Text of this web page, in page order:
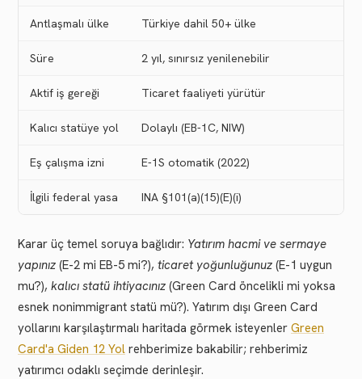
Antlaşmalı ülke Türkiye dahil 50+ ülke
Süre 2 yıl, sınırsız yenilenebilir
Aktif iş gereği Ticaret faaliyeti yürütür
Kalıcı statüye yol Dolaylı (EB-1C, NIW)
Eş çalışma izni E-1S otomatik (2022)
İlgili federal yasa INA §101(a)(15)(E)(i)
Karar üç temel soruya bağlıdır: Yatırım hacmi ve sermaye
yapınız (E-2 mi EB-5 mi?), ticaret yoğunluğunuz (E-1 uygun
mu?), kalıcı statü ihtiyacınız (Green Card öncelikli mi yoksa
esnek nonimmigrant statü mü?). Yatırım dışı Green Card
yollarını karşılaştırmalı haritada görmek isteyenler Green
Card'a Giden 12 Yol rehberimize bakabilir; rehberimiz
yatırımcı odaklı seçimde derinleşir.